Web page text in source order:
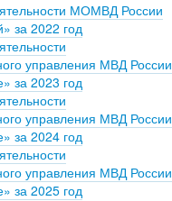
МОМВД России
за 2022 год
управления МВД России
за 2023 год
управления МВД России
за 2024 год
управления МВД России
за 2025 год